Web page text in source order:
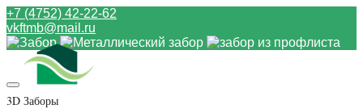
+7 (4752) 42-22-62
vkftmb@mail.ru
3D Заборы